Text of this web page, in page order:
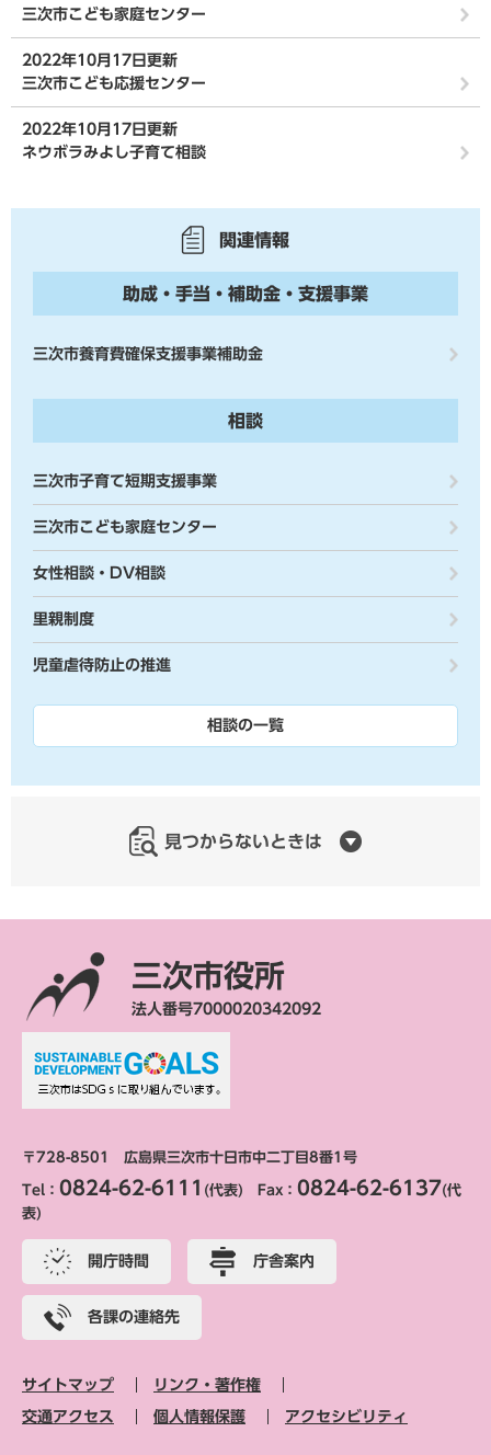
三次市こども家庭センター
2022年10月17日更新
三次市こども応援センター
2022年10月17日更新
ネウボラみよし子育て相談
関連情報
助成・手当・補助金・支援事業
三次市養育費確保支援事業補助金
相談
三次市子育て短期支援事業
三次市こども家庭センター
女性相談・DV相談
里親制度
児童虐待防止の推進
相談の一覧
見つからないときは
三次市役所
法人番号7000020342092
〒728-8501 広島県三次市十日市中二丁目8番1号
Tel： 0824-62-6111 (代表) Fax： 0824-62-6137(代
表)
開庁時間 庁舎案内
各課の連絡先
サイトマップ リンク・著作権
交通アクセス 個人情報保護 アクセシビリティ